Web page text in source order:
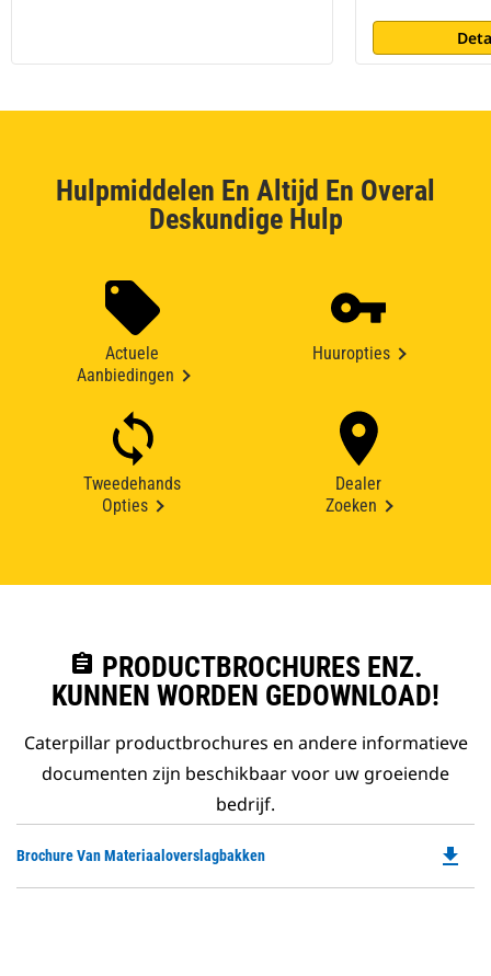
Hulpmiddelen En Altijd En Overal
Deskundige Hulp
Actuele
Aanbiedingen
Huuropties
Tweedehands
Opties
Dealer
Zoeken
assignment PRODUCTBROCHURES ENZ.
KUNNEN WORDEN GEDOWNLOAD!
Caterpillar productbrochures en andere informatieve
documenten zijn beschikbaar voor uw groeiende
bedrijf.
Brochure Van Materiaaloverslagbakken file_download